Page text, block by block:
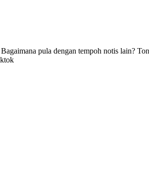
pula dengan tempoh notis lain?